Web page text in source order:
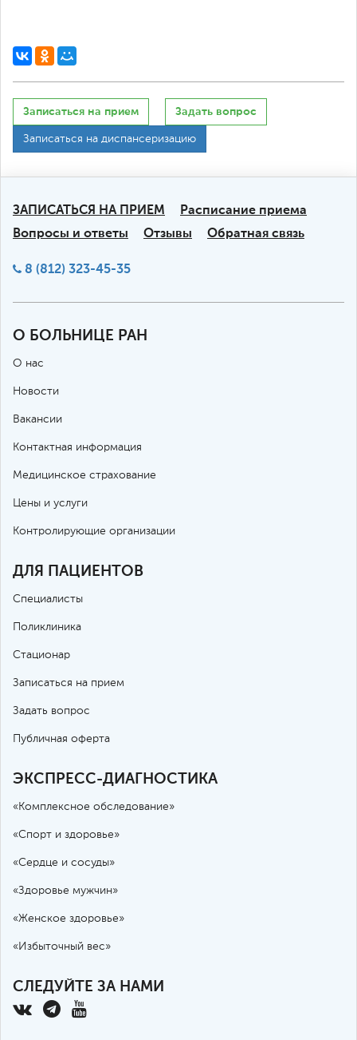
Записаться на прием Задать вопрос
Записаться на диспансеризацию
ЗАПИСАТЬСЯ НА ПРИЕМ
Расписание приема
Вопросы и ответы
Отзывы Обратная связь
8 (812) 323-45-35
О БОЛЬНИЦЕ РАН
О нас
Новости
Вакансии
Контактная информация
Медицинское страхование
Цены и услуги
Контролирующие организации
ДЛЯ ПАЦИЕНТОВ
Специалисты
Поликлиника
Стационар
Записаться на прием
Задать вопрос
Публичная оферта
ЭКСПРЕСС-ДИАГНОСТИКА
«Комплексное обследование»
«Спорт и здоровье»
«Сердце и сосуды»
«Здоровье мужчин»
«Женское здоровье»
«Избыточный вес»
СЛЕДУЙТЕ ЗА НАМИ